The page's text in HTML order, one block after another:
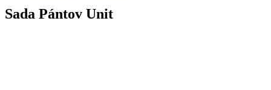
Sada Pántov Unit